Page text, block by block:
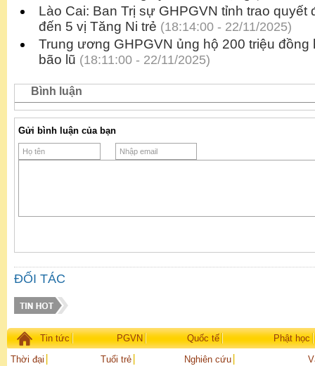
Lào Cai: Ban Trị sự GHPGVN tỉnh trao quyết
đến 5 vị Tăng Ni trẻ (18:14:00 - 22/11/2025)
Trung ương GHPGVN ủng hộ 200 triệu đồng
bão lũ (18:11:00 - 22/11/2025)
Bình luận
Gửi bình luận của bạn
ĐỐI TÁC
Tin tức PGVN Quốc tế
Phật học
Thời đại
Tuổi trẻ Nghiên cứu